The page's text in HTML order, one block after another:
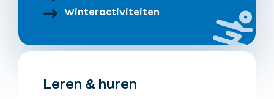
Winteractiviteiten
Leren & huren